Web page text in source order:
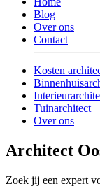
Blog
Over ons
Contact
Kosten
Tuinarchitect
Over ons
Architect
Zoek jij een expert